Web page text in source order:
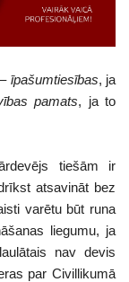
īpašumtiesības, ja
pamats, ja to
tiešām ir
atsavināt bez
varētu būt runa
liegumu, ja
nav devis
par Civillikumā